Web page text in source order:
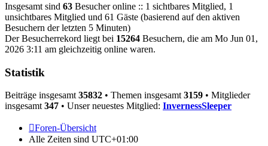
Insgesamt sind 63 Besucher online :: 1 sichtbares Mitglied, 1
unsichtbares Mitglied und 61 Gäste (basierend auf den aktiven
Besuchern der letzten 5 Minuten)
Der Besucherrekord liegt bei 15264 Besuchern, die am Mo Jun 01,
2026 3:11 am gleichzeitig online waren.
Statistik
Beiträge insgesamt 35832 • Themen insgesamt 3159 • Mitglieder
insgesamt 347 • Unser neuestes Mitglied: InvernessSleeper
Foren-Übersicht
Alle Zeiten sind UTC+01:00